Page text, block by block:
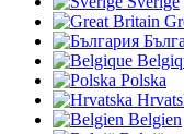
Polska
Belgien